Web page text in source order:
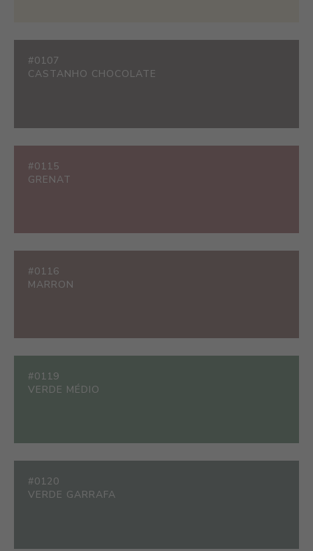
#0107
CASTANHO CHOCOLATE
#0115
GRENAT
#0116
MARRON
#0119
VERDE MÉDIO
#0120
VERDE GARRAFA